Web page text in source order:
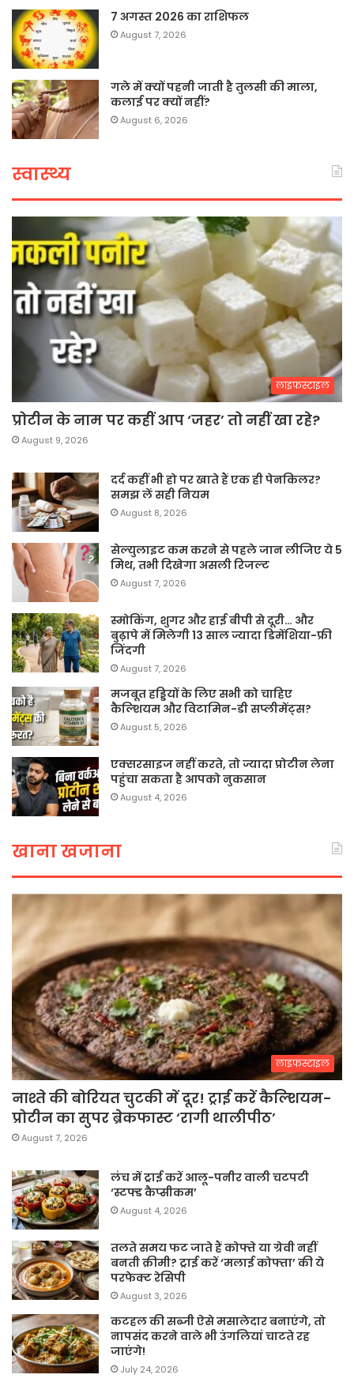
7 अगस्त 2026 का राशिफल
August 7, 2026
गले में क्यों पहनी जाती है तुलसी की माला,
कलाई पर क्यों नहीं?
August 6, 2026
स्वास्थ्य
लाइफस्टाइल
प्रोटीन के नाम पर कहीं आप ‘जहर’ तो नहीं खा रहे?
August 9, 2026
दर्द कहीं भी हो पर खाते हैं एक ही पेनकिलर?
समझ लें सही नियम
August 8, 2026
सेल्युलाइट कम करने से पहले जान लीजिए ये 5
मिथ, तभी दिखेगा असली रिजल्ट
August 7, 2026
स्मोकिंग, शुगर और हाई बीपी से दूरी… और
बुढ़ापे में मिलेगी 13 साल ज्यादा डिमेंशिया-फ्री
जिंदगी
August 7, 2026
मजबूत हड्डियों के लिए सभी को चाहिए
कैल्शियम और विटामिन-डी सप्लीमेंट्स?
August 5, 2026
एक्सरसाइज नहीं करते, तो ज्यादा प्रोटीन लेना
पहुंचा सकता है आपको नुकसान
August 4, 2026
खाना खजाना
लाइफस्टाइल
नाश्ते की बोरियत चुटकी में दूर! ट्राई करें कैल्शियम-
प्रोटीन का सुपर ब्रेकफास्ट ‘रागी थालीपीठ’
August 7, 2026
लंच में ट्राई करें आलू-पनीर वाली चटपटी
‘स्टफ्ड कैप्सीकम’
August 4, 2026
तलते समय फट जाते हैं कोफ्ते या ग्रेवी नहीं
बनती क्रीमी? ट्राई करें ‘मलाई कोफ्ता’ की ये
परफेक्ट रेसिपी
August 3, 2026
कटहल की सब्जी ऐसे मसालेदार बनाएंगे, तो
नापसंद करने वाले भी उंगलियां चाटते रह
जाएंगे!
July 24, 2026